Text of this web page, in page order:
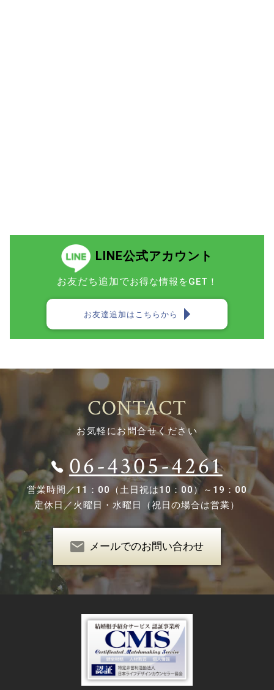
LINE公式アカウント
お友だち追加でお得な情報をGET！
お友達追加はこちらから
CONTACT
お気軽にお問合せください
06-4305-4261
営業時間／11：00（土日祝は10：00）～19：00
定休日／火曜日・水曜日（祝日の場合は営業）
メールでのお問い合わせ